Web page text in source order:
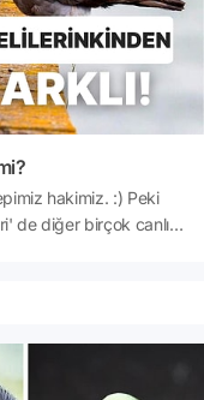
hakimiz. :) Peki
de diğer birçok canlı